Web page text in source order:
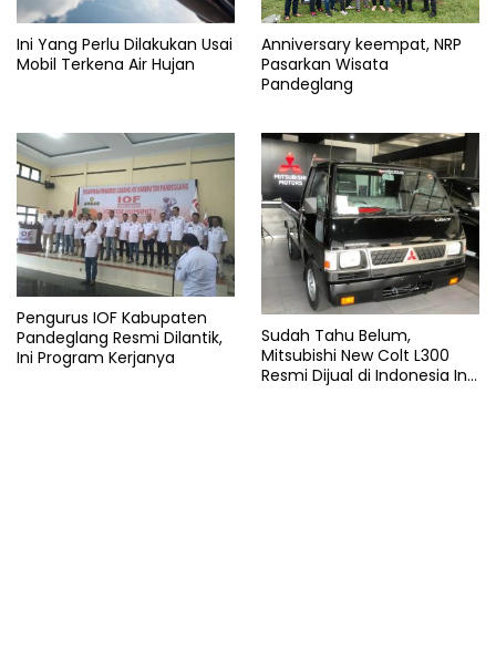
Panimbang
Polres
Pandeglang
Ini Yang Perlu Dilakukan Usai
Mobil Terkena Air Hujan
Anniversary keempat, NRP
Pasarkan Wisata
Pandeglang
Pengurus IOF Kabupaten
Pandeglang Resmi Dilantik,
Ini Program Kerjanya
Sudah Tahu Belum,
Mitsubishi New Colt L300
Resmi Dijual di Indonesia Ini